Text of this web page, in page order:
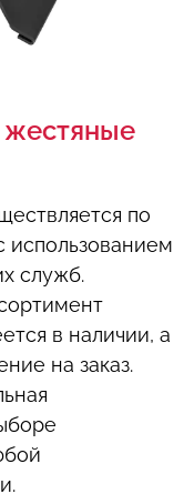
жестяные
по
использованием
служб.
в наличии, а
на заказ.